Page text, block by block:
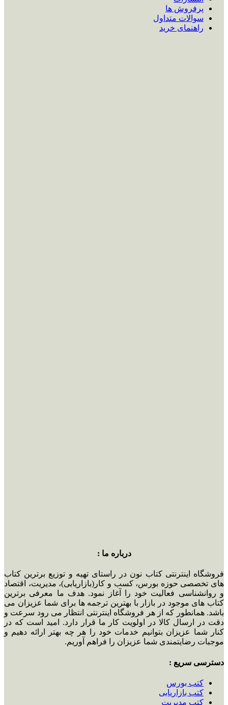
پرفروش ها
سوالات متداول
راهنمای خرید
درباره ما :
فروشگاه اینترنتی کتاب نون در راستای تهیه و توزیع برترین کتاب
های تخصصی حوزه بورس، کسب و کار(بازاریابی)، مدیریت، اقتصاد
و روانشناسی فعالیت خود را آغاز نمود. هدف ما معرفی برترین
کتاب های موجود در بازار با بهترین ترجمه ها برای شما عزیزان می
باشد. همانطور که از هر فروشگاه اینترنتی انتظار می رود سرعت و
دقت در ارسال کالا در اولویت کار ما قرار دارد. امید است که در
کنار شما عزیزان بتوانیم خدمات خود را هر چه بهتر ارائه دهیم و
موجبات رضایتمندی شما عزیزان را فراهم آوریم.
دسترسی سریع :
کتب بورس
کتب بازاریابی
کتب مدیریت